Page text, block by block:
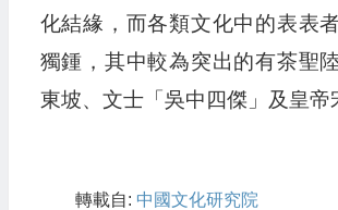
化結緣，而各類文化中的表表
獨鍾，其中較為突出的有茶聖
東坡、文士「吳中四傑」及皇帝
轉載自: 中國文化研究院